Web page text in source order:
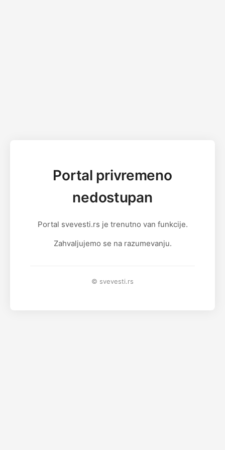
Portal privremeno
nedostupan
Portal svevesti.rs je trenutno van funkcije.
Zahvaljujemo se na razumevanju.
© svevesti.rs